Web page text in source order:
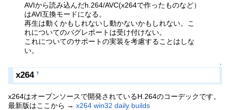
AVIから読み込んだh.264/AVC(x264で作ったものなど）
はAVI互換モードになる。
再生は動くかもしれないし動かないかもしれない。こ
れについてのバグレポートは受け付けない。
これについてのサポートの実装を考慮することはしな
い。
↑
x264 †
x264はオープンソースで開発されているH.264のコーデックです。
最新版はここから →x264 win32 daily builds